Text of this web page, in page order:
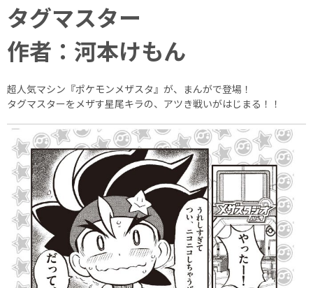
タグマスター
作者：河本けもん
超人気マシン『ポケモンメザスタ』が、まんがで登場！
タグマスターをメザす星尾キラの、アツき戦いがはじまる！！